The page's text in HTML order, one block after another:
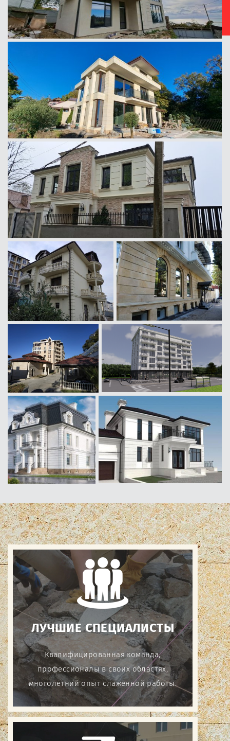
ЛУЧШИЕ СПЕЦИАЛИСТЫ
Квалифицированная команда,
профессионалы в своих областях,
многолетний опыт слаженной работы.